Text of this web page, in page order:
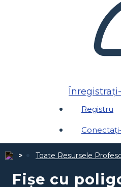
Registru
Toate Resursele
Fișe cu